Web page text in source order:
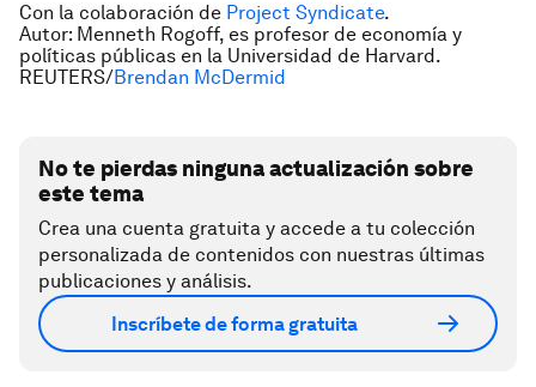
Con la colaboración de Project Syndicate.
Autor: Menneth Rogoff, es profesor de economía y
políticas públicas en la Universidad de Harvard.
REUTERS/Brendan McDermid
No te pierdas ninguna actualización sobre
este tema
Crea una cuenta gratuita y accede a tu colección
personalizada de contenidos con nuestras últimas
publicaciones y análisis.
Inscríbete de forma gratuita